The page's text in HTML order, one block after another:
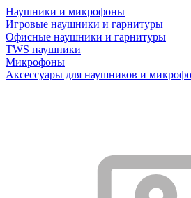
Наушники и микрофоны
Игровые наушники и гарнитуры
Офисные наушники и гарнитуры
TWS наушники
Микрофоны
Аксессуары для наушников и